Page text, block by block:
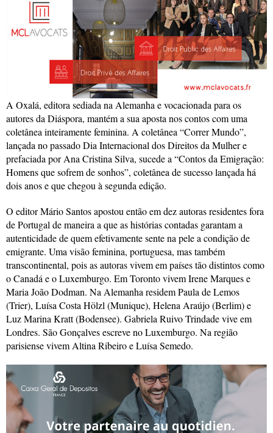
A Oxalá, editora sediada na Alemanha e vocacionada para os
autores da Diáspora, mantém a sua aposta nos contos com uma
coletânea inteiramente feminina. A coletânea “Correr Mundo”,
lançada no passado Dia Internacional dos Direitos da Mulher e
prefaciada por Ana Cristina Silva, sucede a “Contos da Emigração:
Homens que sofrem de sonhos”, coletânea de sucesso lançada há
dois anos e que chegou à segunda edição.
O editor Mário Santos apostou então em dez autoras residentes fora
de Portugal de maneira a que as histórias contadas garantam a
autenticidade de quem efetivamente sente na pele a condição de
emigrante. Uma visão feminina, portuguesa, mas também
transcontinental, pois as autoras vivem em países tão distintos como
o Canadá e o Luxemburgo. Em Toronto vivem Irene Marques e
Maria João Dodman. Na Alemanha residem Paula de Lemos
(Trier), Luísa Costa Hölzl (Munique), Helena Araújo (Berlim) e
Luz Marina Kratt (Bodensee). Gabriela Ruivo Trindade vive em
Londres. São Gonçalves escreve no Luxemburgo. Na região
parisiense vivem Altina Ribeiro e Luísa Semedo.